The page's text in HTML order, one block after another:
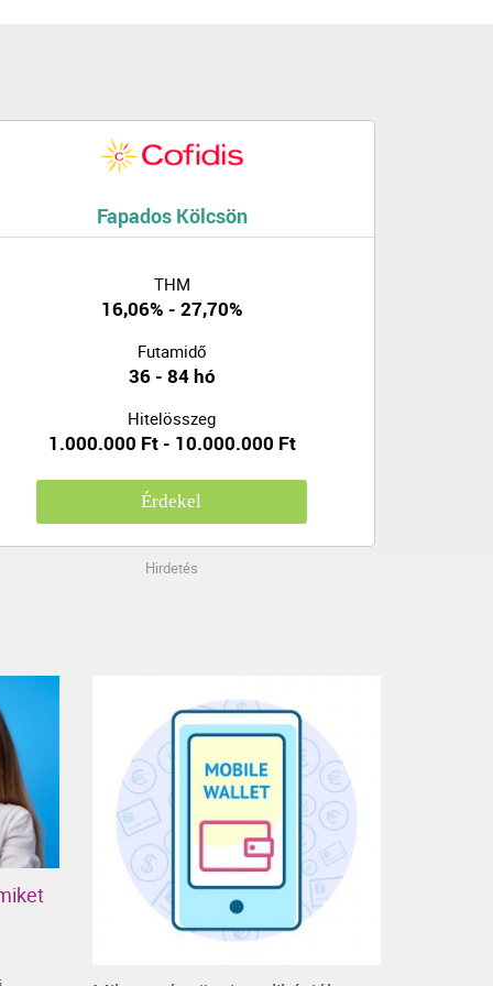
Fapados Kölcsön
THM
16,06% - 27,70%
Futamidő
36 - 84 hó
Hitelösszeg
1.000.000 Ft - 10.000.000 Ft
Érdekel
Hirdetés